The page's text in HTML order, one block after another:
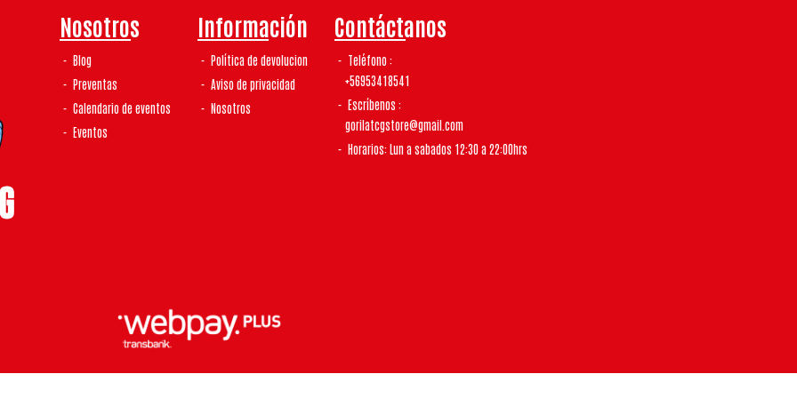
Nosotros
Blog
Preventas
Calendario de eventos
Eventos
Información
Política de devolucion
Aviso de privacidad
Nosotros
Contáctanos
Teléfono
+56953418541
Escríbenos
gorilatcgstore@gmail.com
Horarios: Lun a sabados 12:30 a 22:00hrs